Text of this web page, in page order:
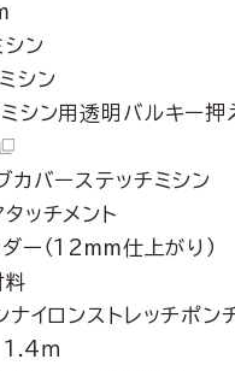
ン
シン
ミシン用透明バルキー
カバーステッチミシン
ッチメント
ー（12mm仕上がり）
料
ナイロンストレッチポ
ｍ